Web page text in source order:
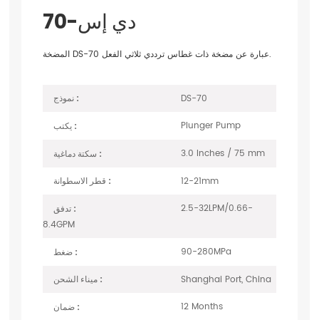
دي إس-70
المضخة DS-70 عبارة عن مضخة ذات غطاس ترددي ثلاثي الفعل.
نموذج : DS-70
يكتب : Plunger Pump
سكتة دماغية : 3.0 Inches / 75 mm
قطر الاسطوانة : 12-21mm
تدفق :
2.5-32LPM/0.66-
8.4GPM
ضغط : 90-280MPa
ميناء الشحن : Shanghai Port, China
ضمان : 12 Months